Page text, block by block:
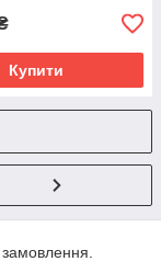
Купити
замовлення.